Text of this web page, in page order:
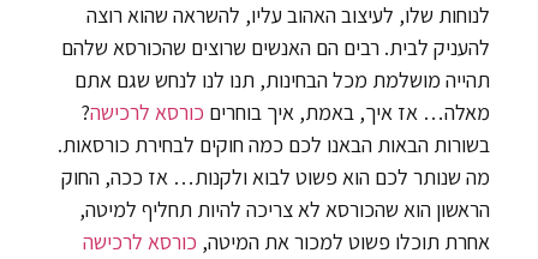
לנוחות שלו, לעיצוב האהוב עליו, להשראה שהוא רוצה
להעניק לבית. רבים הם האנשים שרוצים שהכורסא שלהם
תהייה מושלמת מכל הבחינות, תנו לנו לנחש שגם אתם
מאלה… אז איך, באמת, איך בוחרים כורסא לרכישה?
בשורות הבאות הבאנו לכם כמה חוקים לבחירת כורסאות.
מה שנותר לכם הוא פשוט לבוא ולקנות… אז ככה, החוק
הראשון הוא שהכורסא לא צריכה להיות תחליף למיטה,
אחרת תוכלו פשוט למכור את המיטה, כורסא לרכישה